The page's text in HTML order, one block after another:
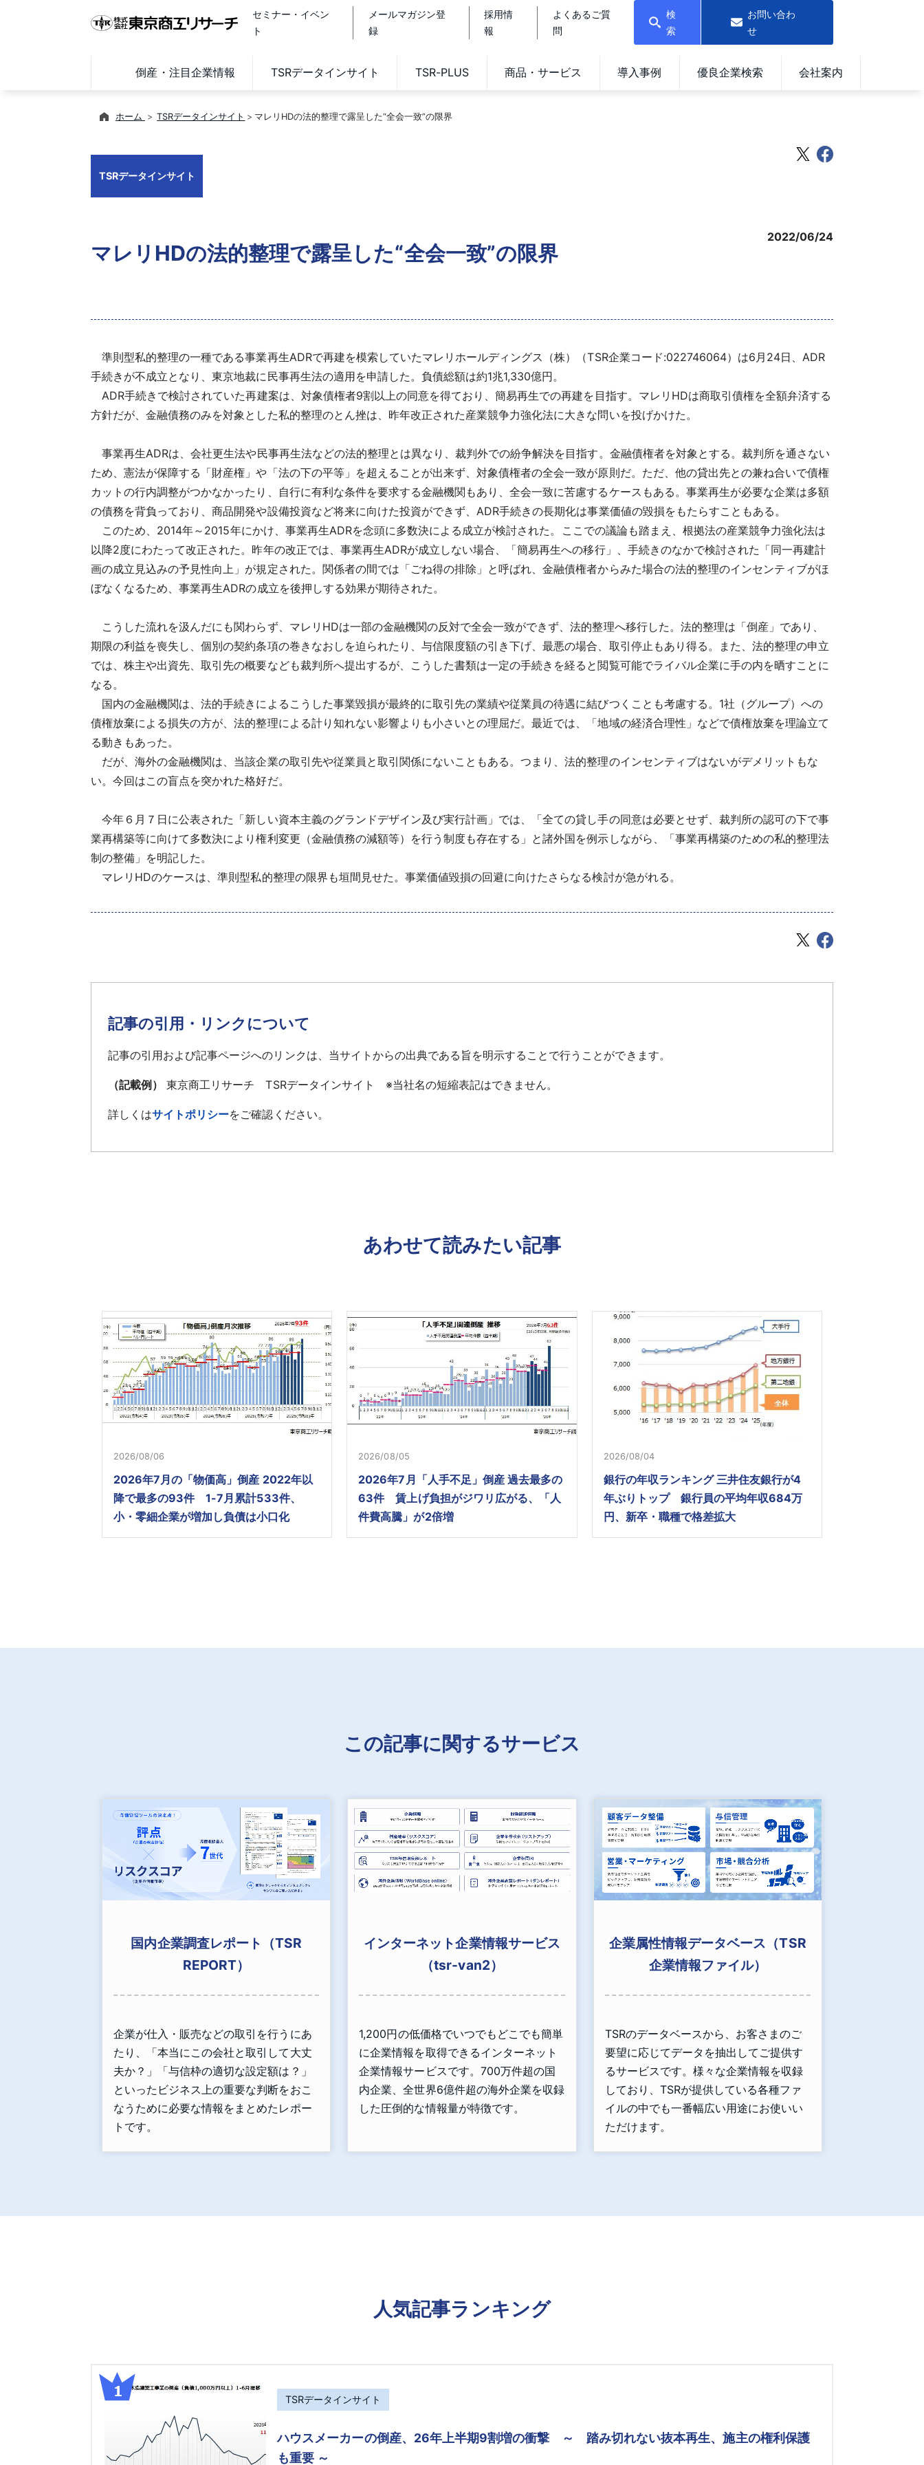
セミナー・イベン
ト
メールマガジン登
録
採用情
報
よくあるご質
問
検
索
お問い合わ
せ
倒産・注目企業情報 TSRデータインサイト TSR-PLUS 商品・サービス 導入事例 優良企業検索 会社案内
ホーム TSRデータインサイト マレリHDの法的整理で露呈した“全会一致”の限界
TSRデータインサイト
マレリHDの法的整理で露呈した“全会一致”の限界
2022/06/24
準則型私的整理の一種である事業再生ADRで再建を模索していたマレリホールディングス（株）（TSR企業コード:022746064）は6月24日、ADR
手続きが不成立となり、東京地裁に民事再生法の適用を申請した。負債総額は約1兆1,330億円。
ADR手続きで検討されていた再建案は、対象債権者9割以上の同意を得ており、簡易再生での再建を目指す。マレリHDは商取引債権を全額弁済する
方針だが、金融債務のみを対象とした私的整理のとん挫は、昨年改正された産業競争力強化法に大きな問いを投げかけた。
事業再生ADRは、会社更生法や民事再生法などの法的整理とは異なり、裁判外での紛争解決を目指す。金融債権者を対象とする。裁判所を通さない
ため、憲法が保障する「財産権」や「法の下の平等」を超えることが出来ず、対象債権者の全会一致が原則だ。ただ、他の貸出先との兼ね合いで債権
カットの行内調整がつかなかったり、自行に有利な条件を要求する金融機関もあり、全会一致に苦慮するケースもある。事業再生が必要な企業は多額
の債務を背負っており、商品開発や設備投資など将来に向けた投資ができず、ADR手続きの長期化は事業価値の毀損をもたらすこともある。
このため、2014年～2015年にかけ、事業再生ADRを念頭に多数決による成立が検討された。ここでの議論も踏まえ、根拠法の産業競争力強化法は
以降2度にわたって改正された。昨年の改正では、事業再生ADRが成立しない場合、「簡易再生への移行」、手続きのなかで検討された「同一再建計
画の成立見込みの予見性向上」が規定された。関係者の間では「ごね得の排除」と呼ばれ、金融債権者からみた場合の法的整理のインセンティブがほ
ぼなくなるため、事業再生ADRの成立を後押しする効果が期待された。
こうした流れを汲んだにも関わらず、マレリHDは一部の金融機関の反対で全会一致ができず、法的整理へ移行した。法的整理は「倒産」であり、
期限の利益を喪失し、個別の契約条項の巻きなおしを迫られたり、与信限度額の引き下げ、最悪の場合、取引停止もあり得る。また、法的整理の申立
では、株主や出資先、取引先の概要なども裁判所へ提出するが、こうした書類は一定の手続きを経ると閲覧可能でライバル企業に手の内を晒すことに
なる。
国内の金融機関は、法的手続きによるこうした事業毀損が最終的に取引先の業績や従業員の待遇に結びつくことも考慮する。1社（グループ）への
債権放棄による損失の方が、法的整理による計り知れない影響よりも小さいとの理屈だ。最近では、「地域の経済合理性」などで債権放棄を理論立て
る動きもあった。
だが、海外の金融機関は、当該企業の取引先や従業員と取引関係にないこともある。つまり、法的整理のインセンティブはないがデメリットもな
い。今回はこの盲点を突かれた格好だ。
今年６月７日に公表された「新しい資本主義のグランドデザイン及び実行計画」では、「全ての貸し手の同意は必要とせず、裁判所の認可の下で事
業再構築等に向けて多数決により権利変更（金融債務の減額等）を行う制度も存在する」と諸外国を例示しながら、「事業再構築のための私的整理法
制の整備」を明記した。
マレリHDのケースは、準則型私的整理の限界も垣間見せた。事業価値毀損の回避に向けたさらなる検討が急がれる。
記事の引用・リンクについて
記事の引用および記事ページへのリンクは、当サイトからの出典である旨を明示することで行うことができます。
（記載例） 東京商工リサーチ TSRデータインサイト ※当社名の短縮表記はできません。
詳しくはサイトポリシーをご確認ください。
あわせて読みたい記事
2026/08/06
2026年7月の「物価高」倒産 2022年以
降で最多の93件 1-7月累計533件、
小・零細企業が増加し負債は小口化
2026/08/05
2026年7月「人手不足」倒産 過去最多の
63件 賃上げ負担がジワリ広がる、「人
件費高騰」が2倍増
2026/08/04
銀行の年収ランキング 三井住友銀行が4
年ぶりトップ 銀行員の平均年収684万
円、新卒・職種で格差拡大
この記事に関するサービス
国内企業調査レポート（TSR
REPORT）
企業が仕入・販売などの取引を行うにあ
たり、「本当にこの会社と取引して大丈
夫か？」「与信枠の適切な設定額は？」
といったビジネス上の重要な判断をおこ
なうために必要な情報をまとめたレポー
トです。
インターネット企業情報サービス
（tsr-van2）
1,200円の低価格でいつでもどこでも簡単
に企業情報を取得できるインターネット
企業情報サービスです。700万件超の国
内企業、全世界6億件超の海外企業を収録
した圧倒的な情報量が特徴です。
企業属性情報データベース（TSR
企業情報ファイル）
TSRのデータベースから、お客さまのご
要望に応じてデータを抽出してご提供す
るサービスです。様々な企業情報を収録
しており、TSRが提供している各種ファ
イルの中でも一番幅広い用途にお使いい
ただけます。
人気記事ランキング
TSRデータインサイト
ハウスメーカーの倒産、26年上半期9割増の衝撃 ～ 踏み切れない抜本再生、施主の権利保護
も重要 ～